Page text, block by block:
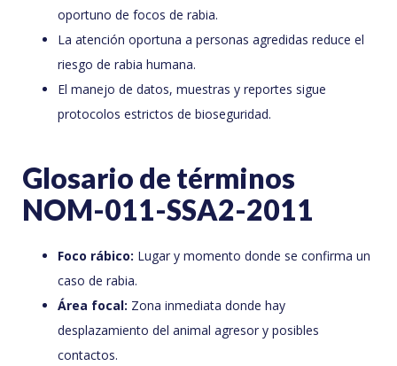
oportuno de focos de rabia.
La atención oportuna a personas agredidas reduce el
riesgo de rabia humana.
El manejo de datos, muestras y reportes sigue
protocolos estrictos de bioseguridad.
Glosario de términos
NOM-011-SSA2-2011
Foco rábico: Lugar y momento donde se confirma un
caso de rabia.
Área focal: Zona inmediata donde hay
desplazamiento del animal agresor y posibles
contactos.